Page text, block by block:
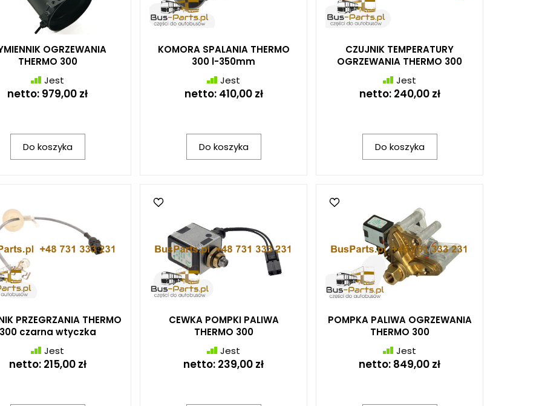
OGRZEWANIA
THERMO 300
Jest
netto: 979,00 zł
Do koszyka
KOMORA SPALANIA THERMO
300 l-350mm
Jest
netto: 410,00 zł
Do koszyka
CZUJNIK TEMPERATURY
OGRZEWANIA THERMO 300
Jest
netto: 240,00 zł
Do koszyka
PRZEGRZANIA THERMO
czarna wtyczka
Jest
netto: 215,00 zł
CEWKA POMPKI PALIWA
THERMO 300
Jest
netto: 239,00 zł
POMPKA PALIWA OGRZEWANIA
THERMO 300
Jest
netto: 849,00 zł